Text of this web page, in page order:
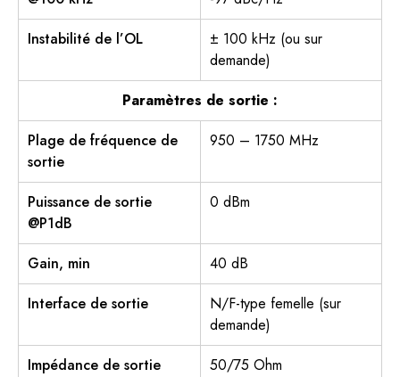
Instabilité de l’OL
± 100 kHz (ou sur
demande)
Paramètres de sortie :
Plage de fréquence de
sortie
950 – 1750 MHz
Puissance de sortie
@P1dB
0 dBm
Gain, min
40 dB
Interface de sortie
N/F-type femelle (sur
demande)
Impédance de sortie
50/75 Ohm